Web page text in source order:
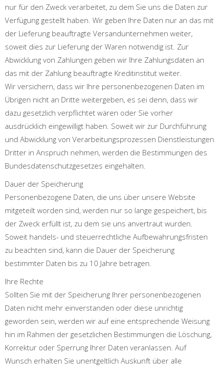
nur für den Zweck verarbeitet, zu dem Sie uns die Daten zur
Verfügung gestellt haben. Wir geben Ihre Daten nur an das mit
der Lieferung beauftragte Versandunternehmen weiter,
soweit dies zur Lieferung der Waren notwendig ist. Zur
Abwicklung von Zahlungen geben wir Ihre Zahlungsdaten an
das mit der Zahlung beauftragte Kreditinstitut weiter.
Wir versichern, dass wir Ihre personenbezogenen Daten im
Übrigen nicht an Dritte weitergeben, es sei denn, dass wir
dazu gesetzlich verpflichtet wären oder Sie vorher
ausdrücklich eingewilligt haben. Soweit wir zur Durchführung
und Abwicklung von Verarbeitungsprozessen Dienstleistungen
Dritter in Anspruch nehmen, werden die Bestimmungen des
Bundesdatenschutzgesetzes eingehalten.
Dauer der Speicherung
Personenbezogene Daten, die uns über unsere Website
mitgeteilt worden sind, werden nur so lange gespeichert, bis
der Zweck erfüllt ist, zu dem sie uns anvertraut wurden.
Soweit handels- und steuerrechtliche Aufbewahrungsfristen
zu beachten sind, kann die Dauer der Speicherung
bestimmter Daten bis zu 10 Jahre betragen.
Ihre Rechte
Sollten Sie mit der Speicherung Ihrer personenbezogenen
Daten nicht mehr einverstanden oder diese unrichtig
geworden sein, werden wir auf eine entsprechende Weisung
hin im Rahmen der gesetzlichen Bestimmungen die Löschung,
Korrektur oder Sperrung Ihrer Daten veranlassen. Auf
Wunsch erhalten Sie unentgeltlich Auskunft über alle